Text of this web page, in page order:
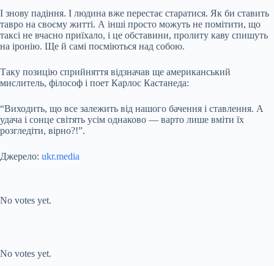
І знову падіння. І людина вже перестає старатися. Як би ставить
тавро на своєму житті. А інші просто можуть не помітити, що
таксі не вчасно приїхало, і це обставини, пролиту каву спишуть
на іронію. Ще й самі посміються над собою.
Таку позицію сприйняття відзначав ще американський
мислитель, філософ і поет Карлос Кастанеда:
“Виходить, що все залежить від нашого бачення і ставлення. А
удача і сонце світять усім однаково — варто лише вміти їх
розгледіти, вірно?!”.
Джерело: ukr.media
No votes yet.
No votes yet.